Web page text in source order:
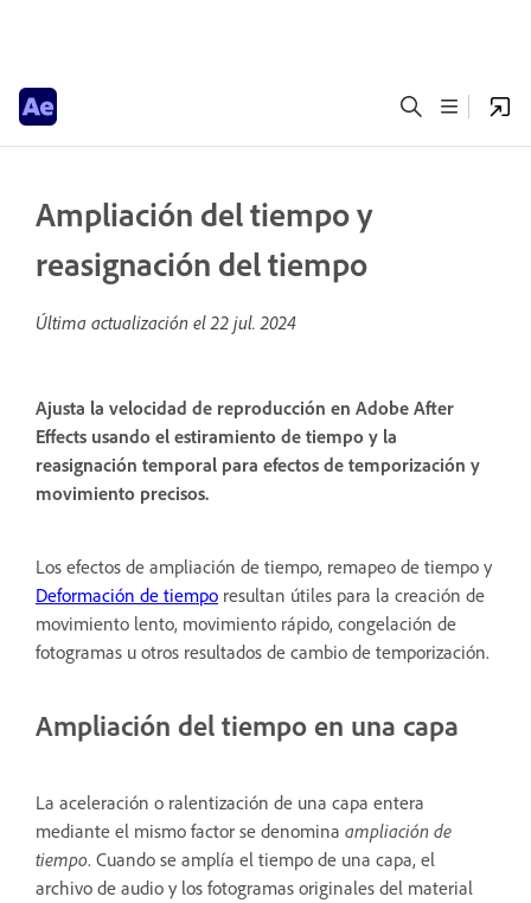
Ampliación del tiempo y
reasignación del tiempo
Última actualización el22 jul. 2024
Ajusta la velocidad de reproducción en Adobe After
Effects usando el estiramiento de tiempo y la
reasignación temporal para efectos de temporización y
movimiento precisos.
Los efectos de ampliación de tiempo, remapeo de tiempo y
Deformación de tiempo resultan útiles para la creación de
movimiento lento, movimiento rápido, congelación de
fotogramas u otros resultados de cambio de temporización.
Ampliación del tiempo en una capa
La aceleración o ralentización de una capa entera
mediante el mismo factor se denomina ampliación de
tiempo. Cuando se amplía el tiempo de una capa, el
archivo de audio y los fotogramas originales del material